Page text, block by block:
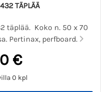
TÄPLÄÄ
täplää. Koko n. 50 x 70
Pertinax, perfboard.
€
0 kpl